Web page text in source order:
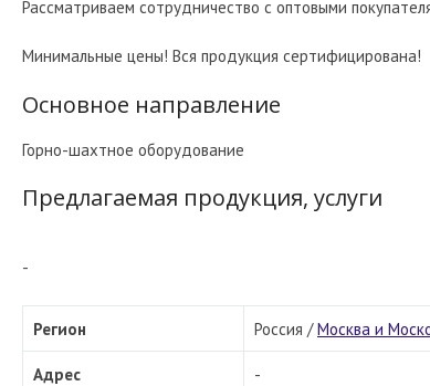
Рассматриваем сотрудничество с оптовыми
Минимальные цены! Вся продукция сертифицирована!
Основное направление
Горно-шахтное оборудование
Предлагаемая продукция, услуги
-
Регион Россия /Москва и
Адрес -